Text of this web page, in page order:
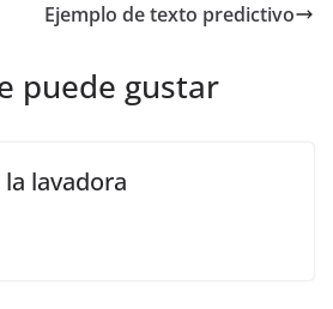
Ejemplo de texto predictivo
puede gustar
lavadora